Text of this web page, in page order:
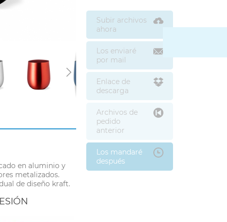
en aluminio y
metalizados.
de diseño kraft.
Subir archivos
ahora
Los enviaré
por mail
Enlace de
descarga
Archivos de
pedido
anterior
Los mandaré
después